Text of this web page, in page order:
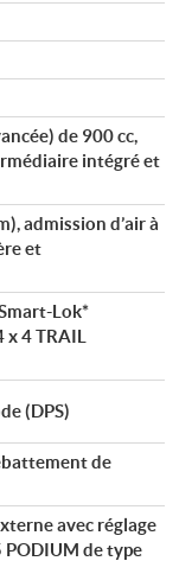
de 900 cc,
intégré et
admission d’air à
et
Lok*
4 TRAIL
(DPS)
de
avec réglage
PODIUM de type